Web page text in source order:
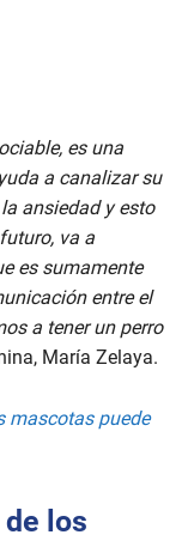
es una
a canalizar su
ansiedad y esto
va a
es sumamente
entre el
a tener un perro
María Zelaya.
mascotas puede
los